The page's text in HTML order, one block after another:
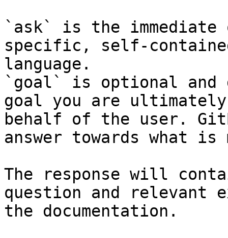
`ask` is the
specific, self-
language.
`goal` is optional and
goal you are
behalf of the user.
answer towards what
The response will
question and relevant
the documentation.